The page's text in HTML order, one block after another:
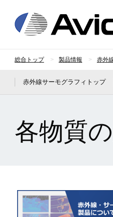
総合トップ 製品情報 赤外
赤外線サーモグラフィトップ
各物質